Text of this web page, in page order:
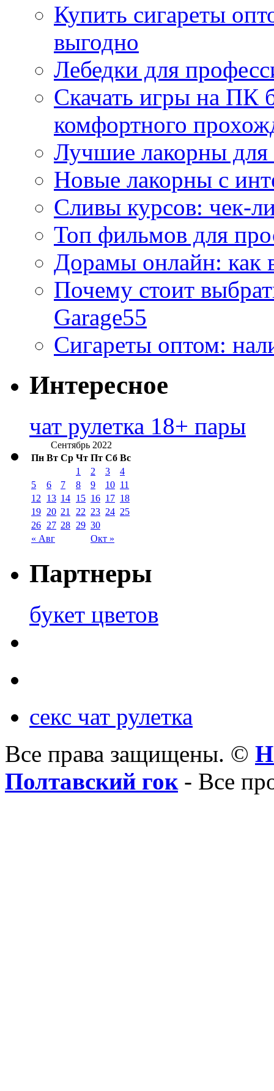
Купить сигареты
выгодно
Лебедки для
Скачать игры на ПК
комфортного
Лучшие лакорны для
Новые лакорны с
Сливы курсов: чек-
Топ фильмов для
Дорамы онлайн: как
Почему стоит
Garage55
Сигареты оптом:
Интересное
чат рулетка 18+ пары
Сентябрь 2022
Пн Вт Ср Чт Пт Сб Вс
« Авг Окт »
1 2 3
4
5
6 7 8 9 10 11
12
13 14 15 16 17 18
19 20 21 22 23 24 25
26 27 28 29 30
Партнеры
букет цветов
секс чат рулетка
Все права защищены. ©
Полтавский гок- Все